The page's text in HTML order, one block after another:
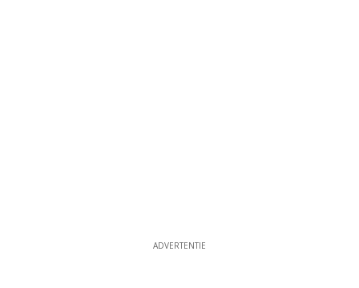
ADVERTENTIE